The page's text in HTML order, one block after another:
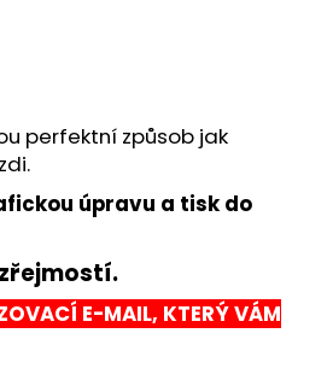
perfektní způsob jak
úpravu a tisk do
E-MAIL, KTERÝ VÁM